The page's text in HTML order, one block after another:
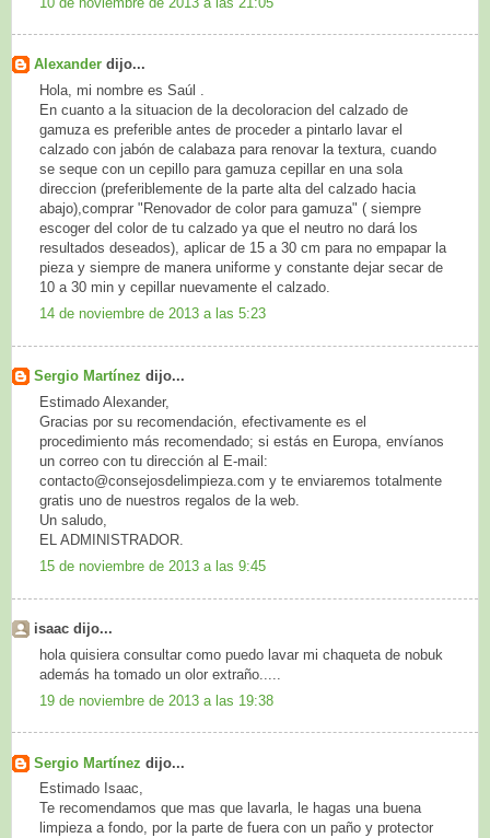
Alexander dijo...
Hola, mi nombre es Saúl .
En cuanto a la situacion de la decoloracion del calzado de
gamuza es preferible antes de proceder a pintarlo lavar el
calzado con jabón de calabaza para renovar la textura, cuando
se seque con un cepillo para gamuza cepillar en una sola
direccion (preferiblemente de la parte alta del calzado hacia
abajo),comprar "Renovador de color para gamuza" ( siempre
escoger del color de tu calzado ya que el neutro no dará los
resultados deseados), aplicar de 15 a 30 cm para no empapar la
pieza y siempre de manera uniforme y constante dejar secar de
10 a 30 min y cepillar nuevamente el calzado.
14 de noviembre de 2013 a las 5:23
Sergio Martínez dijo...
Estimado Alexander,
Gracias por su recomendación, efectivamente es el
procedimiento más recomendado; si estás en Europa, envíanos
un correo con tu dirección al E-mail:
contacto@consejosdelimpieza.com y te enviaremos totalmente
gratis uno de nuestros regalos de la web.
Un saludo,
EL ADMINISTRADOR.
15 de noviembre de 2013 a las 9:45
isaac dijo...
hola quisiera consultar como puedo lavar mi chaqueta de nobuk
además ha tomado un olor extraño.....
19 de noviembre de 2013 a las 19:38
Sergio Martínez dijo...
Estimado Isaac,
Te recomendamos que mas que lavarla, le hagas una buena
limpieza a fondo, por la parte de fuera con un paño y protector